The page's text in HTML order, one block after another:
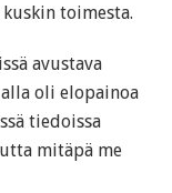
toimesta.
avustava
oli elopainoa
tiedoissa
mitäpä me